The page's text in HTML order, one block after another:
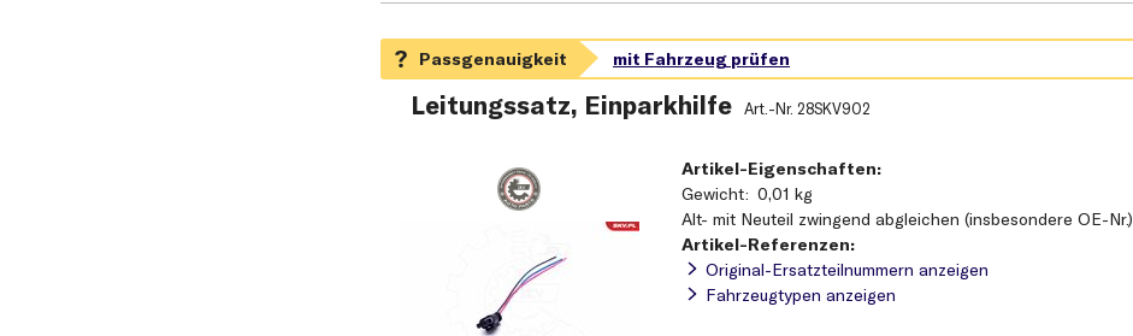
Leitungssatz, Einparkhilfe Art.-Nr. 28SKV902
Artikel-Eigenschaften:
Gewicht 0,01 kg
Alt- mit Neuteil zwingend abgleichen (insbesondere OE-Nr.)
Artikel-Referenzen:
Original-Ersatzteilnummern anzeigen
Fahrzeugtypen anzeigen